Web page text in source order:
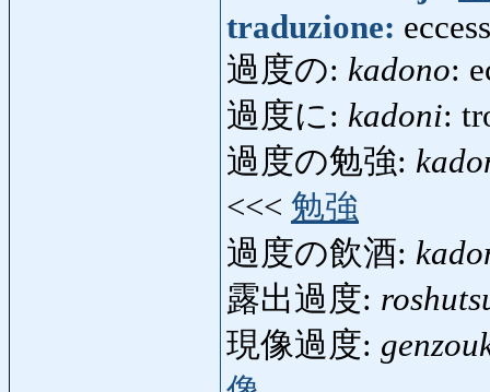
traduzione:
過度の: kadono:
過度に: kadoni:
過度の勉強:
<<< 勉強
過度の飲酒:
露出過度:
現像過度: